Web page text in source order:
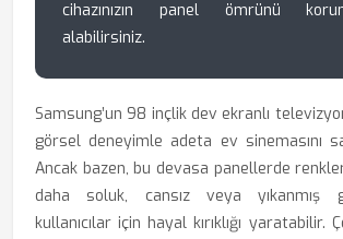
cihazınızın panel ömrünü
alabilirsiniz.
Samsung’un 98 inçlik dev ekranlı
görsel deneyimle adeta ev sinemasını
Ancak bazen, bu devasa panellerde
daha soluk, cansız veya yıkanmış
kullanıcılar için hayal kırıklığı yaratabilir.